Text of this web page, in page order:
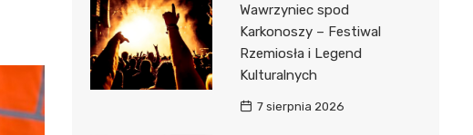
Wawrzyniec spod
Karkonoszy – Festiwal
Rzemiosła i Legend
Kulturalnych
7 sierpnia 2026